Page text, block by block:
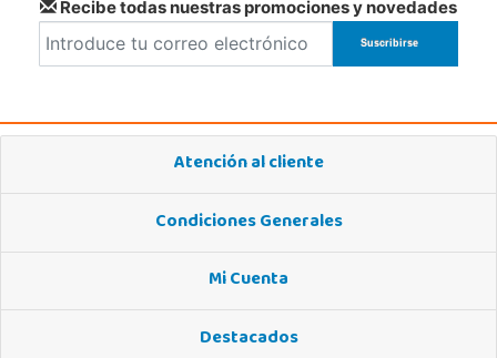
Recibe todas nuestras promociones y novedades
Atención al cliente
Condiciones Generales
Mi Cuenta
Destacados